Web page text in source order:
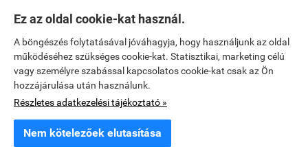
Ez az oldal cookie-kat használ.
A böngészés folytatásával jóváhagyja, hogy használjunk az oldal
működéséhez szükséges cookie-kat. Statisztikai, marketing célú
vagy személyre szabással kapcsolatos cookie-kat csak az Ön
hozzájárulása után használunk.
Részletes adatkezelési tájékoztató »
Nem kötelezőek elutasítása